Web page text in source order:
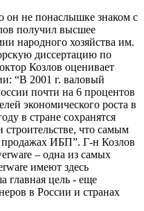
не понаслышке знаком с
получил высшее
народного хозяйства им.
диссертацию по
Козлов оценивает
“В 2001 г. валовый
почти на 6 процентов
экономического роста в
в стране сохранятся
что самым
продажах ИБП”. Г-н Козлов
– одна из самых
имеют здесь
главная цель - еще
в России и странах